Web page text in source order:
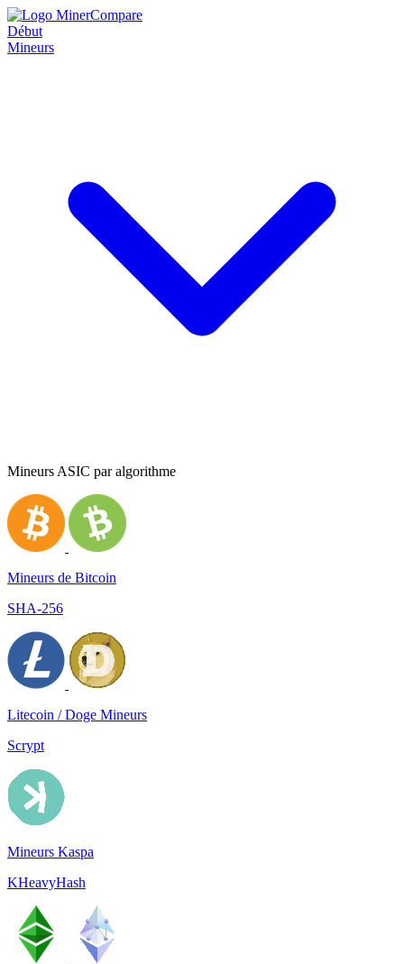
Début
Mineurs
Mineurs ASIC par algorithme
Mineurs de Bitcoin
SHA-256
Litecoin / Doge Mineurs
Scrypt
Mineurs Kaspa
KHeavyHash